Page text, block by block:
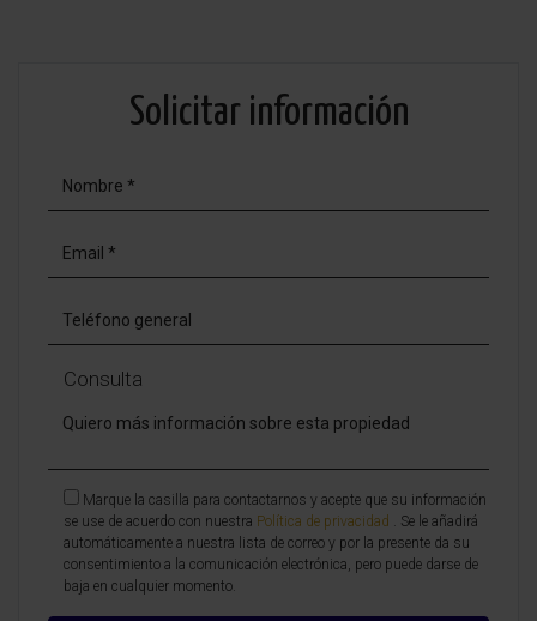
Solicitar información
Consulta
Marque la casilla para contactarnos y acepte que su información
se use de acuerdo con nuestra Política de privacidad . Se le añadirá
automáticamente a nuestra lista de correo y por la presente da su
consentimiento a la comunicación electrónica, pero puede darse de
baja en cualquier momento.